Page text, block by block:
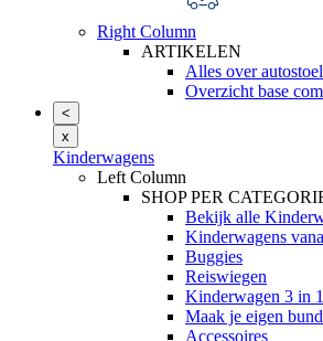
Right Column
ARTIKELEN
Alles over
Overzicht base
<
x
Kinderwagens
Left Column
SHOP PER
Bekijk alle
Kinderwagens
Buggies
Reiswiegen
Kinderwagen 3 in 1
Maak je eigen
Accessoires